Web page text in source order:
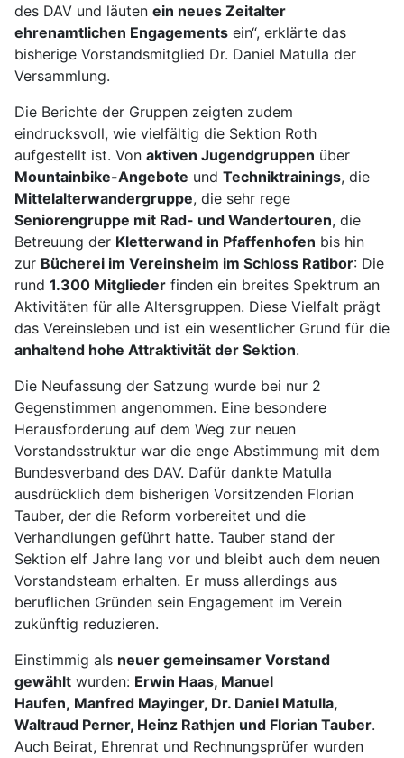
des DAV und läuten ein neues Zeitalter
ehrenamtlichen Engagements ein“, erklärte das
bisherige Vorstandsmitglied Dr. Daniel Matulla der
Versammlung.
Die Berichte der Gruppen zeigten zudem
eindrucksvoll, wie vielfältig die Sektion Roth
aufgestellt ist. Von aktiven Jugendgruppen über
Mountainbike-Angebote und Techniktrainings, die
Mittelalterwandergruppe, die sehr rege
Seniorengruppe mit Rad- und Wandertouren, die
Betreuung der Kletterwand in Pfaffenhofen bis hin
zur Bücherei im Vereinsheim im Schloss Ratibor: Die
rund 1.300 Mitglieder finden ein breites Spektrum an
Aktivitäten für alle Altersgruppen. Diese Vielfalt prägt
das Vereinsleben und ist ein wesentlicher Grund für die
anhaltend hohe Attraktivität der Sektion.
Die Neufassung der Satzung wurde bei nur 2
Gegenstimmen angenommen. Eine besondere
Herausforderung auf dem Weg zur neuen
Vorstandsstruktur war die enge Abstimmung mit dem
Bundesverband des DAV. Dafür dankte Matulla
ausdrücklich dem bisherigen Vorsitzenden Florian
Tauber, der die Reform vorbereitet und die
Verhandlungen geführt hatte. Tauber stand der
Sektion elf Jahre lang vor und bleibt auch dem neuen
Vorstandsteam erhalten. Er muss allerdings aus
beruflichen Gründen sein Engagement im Verein
zukünftig reduzieren.
Einstimmig als neuer gemeinsamer Vorstand
gewählt wurden: Erwin Haas, Manuel
Haufen, Manfred Mayinger, Dr. Daniel Matulla,
Waltraud Perner, Heinz Rathjen und Florian Tauber.
Auch Beirat, Ehrenrat und Rechnungsprüfer wurden